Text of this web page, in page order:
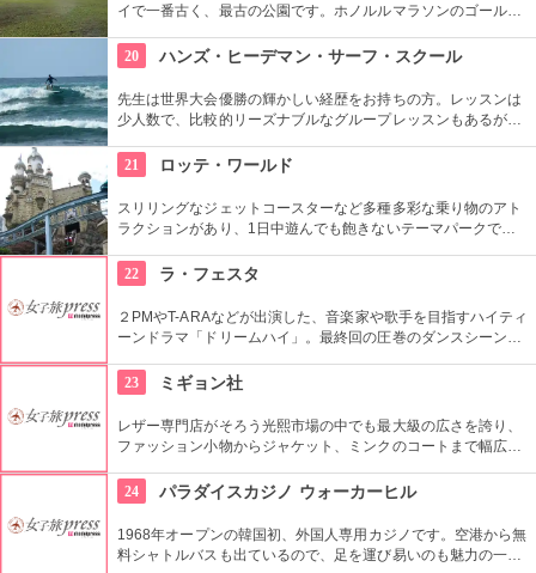
イで一番古く、最古の公園です。ホノルルマラソンのゴール地
て、クイーン・カピオラニの名前が冠せられました。
20 ハンズ・ヒーデマン・サーフ・スクール
先生は世界大会優勝の輝かしい経歴をお持ちの方。レッスンは
少人数で、比較的リーズナブルなグループレッスンもあるが、
心者の方も基本動作からきちんと学んで、いざ海へ！
21 ロッテ・ワールド
スリリングなジェットコースターなど多種多彩な乗り物のアト
ラクションがあり、1日中遊んでも飽きないテーマパークで
た。夜はお城のライトアップもあり、デートで訪れるのも楽し
そうです。
22 ラ・フェスタ
２PMやT-ARAなどが出演した、音楽家や歌手を目指すハイティ
ーンドラマ「ドリームハイ」。最終回の圧巻のダンスシーンが
でした。ロケ地堪能だけでなく、お買い物も楽しめます。ソウ
ルから1時間弱。
23 ミギョン社
レザー専門店がそろう光熙市場の中でも最大級の広さを誇り、
ファッション小物からジャケット、ミンクのコートまで幅広い
ダーメイドも可能で、欲しいデザインや素材を相談しながら決
められます。
24 パラダイスカジノ ウォーカーヒル
1968年オープンの韓国初、外国人専用カジノです。空港から無
料シャトルバスも出ているので、足を運び易いのも魅力の一